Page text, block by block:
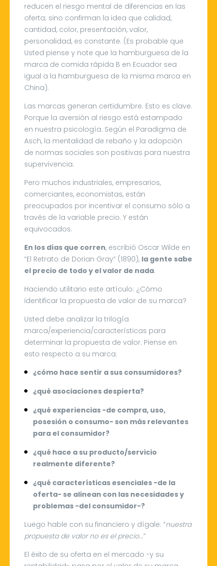
reducen el riesgo mental de diferencias en las
oferta; sino confirman la idea que calidad,
cantidad, color, presentación, valor,
personalidad, es constante. (Es probable que
Usted piense y note que la hamburguesa de la
marca de comida rápida B en Ecuador sea
igual a la hamburguesa de la misma marca en
China).
Las marcas generan certidumbre. Esto es clave.
Porque la aversión al riesgo está estampado
en nuestra psicología. Según el Paradigma de
Asch, la mentalidad de rebaño y la adopción
de normas sociales son positivas para nuestra
supervivencia.
Pero muchos industriales, empresarios,
comerciantes, economistas, están
preocupados por incentivar el consumo sólo a
través de la variable precio. Y están
equivocados.
En los días que corren, escribió Oscar Wilde en
“El Retrato de Dorian Gray” (1890), la gente sabe
el precio de todo y el valor de nada.
Haciendo utilitario este artículo: ¿Cómo
identificar la propuesta de valor de su marca?
Usted debe analizar la trilogía
marca/experiencia/características para
determinar la propuesta de valor. Piense en
esto respecto a su marca:
¿cómo hace sentir a sus consumidores?
¿qué asociaciones despierta?
¿qué experiencias -de compra, uso,
posesión o consumo- son más relevantes
para el consumidor?
¿qué hace a su producto/servicio
realmente diferente?
¿qué características esenciales -de la
oferta- se alinean con las necesidades y
problemas -del consumidor-?
Luego hable con su financiero y dígale: “nuestra
propuesta de valor no es el precio...”
El éxito de su oferta en el mercado -y su